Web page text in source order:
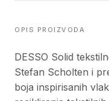
OPIS PROIZVODA
DESSO Solid
Stefan Scholten i
boja inspirisanih